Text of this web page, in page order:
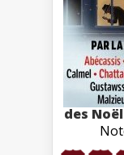
des